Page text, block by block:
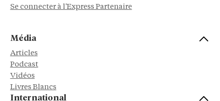
Se connecter à l'Express Partenaire
Média
Articles
Podcast
Vidéos
Livres Blancs
International